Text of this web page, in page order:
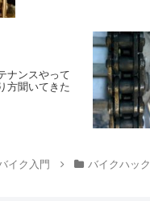
ナンスやって
方聞いてきた
イク入門 バイクハック